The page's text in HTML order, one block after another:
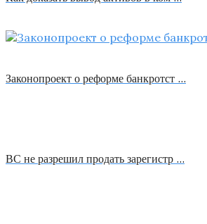
Законопроект о реформе банкротст …
ВС не разрешил продать зарегистр …